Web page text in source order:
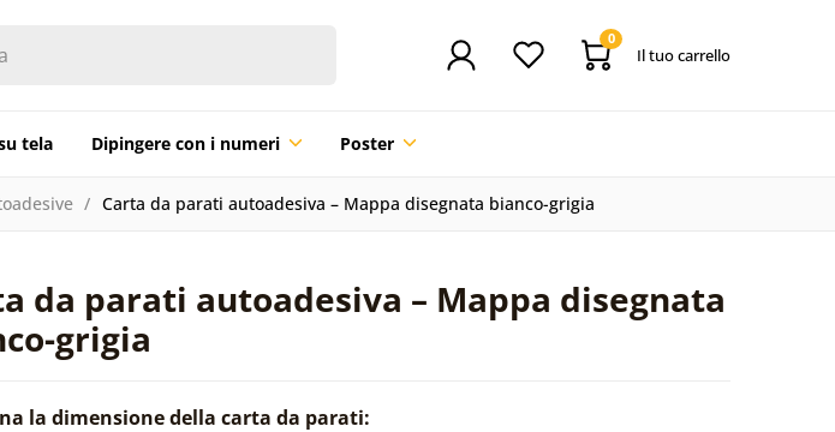
0
Il tuo carrello
tela Dipingere con i numeri Poster
Carta da parati autoadesiva – Mappa disegnata bianco-grigia
da parati autoadesiva – Mappa disegnata
grigia
la dimensione della carta da parati: